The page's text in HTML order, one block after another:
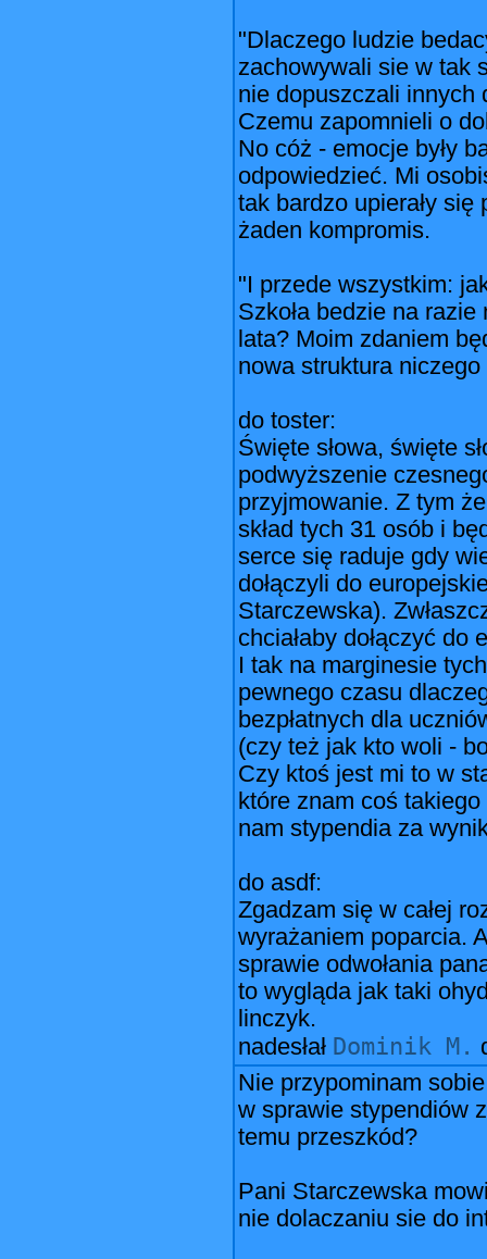
"Dlaczego ludzie
zachowywali sie w tak
nie dopuszczali innych
Czemu zapomnieli o
No cóż - emocje były
odpowiedzieć. Mi
tak bardzo upierały
żaden kompromis.
"I przede wszystkim:
Szkoła bedzie na
lata? Moim zdaniem
nowa struktura
do toster:
Święte słowa, święte
podwyższenie
przyjmowanie. Z tym
skład tych 31 osób i
serce się raduje gdy
dołączyli do
Starczewska).
chciałaby dołączyć
I tak na marginesie
pewnego czasu
bezpłatnych dla
(czy też jak kto woli -
Czy ktoś jest mi to w
które znam coś
nam stypendia za
do asdf:
Zgadzam się w całej
wyrażaniem poparcia.
sprawie odwołania
to wygląda jak taki
linczyk.
nadesłał Dominik M.
Nie przypominam
w sprawie stypendiów
temu przeszkód?
Pani Starczewska
nie dolaczaniu sie do